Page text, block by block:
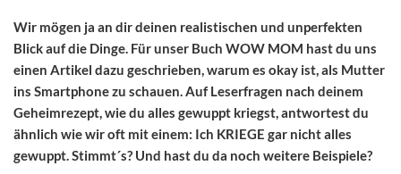
Wir mögen ja an dir deinen realistischen und unperfekten
Blick auf die Dinge. Für unser Buch WOW MOM hast du uns
einen Artikel dazu geschrieben, warum es okay ist, als Mutter
ins Smartphone zu schauen. Auf Leserfragen nach deinem
Geheimrezept, wie du alles gewuppt kriegst, antwortest du
ähnlich wie wir oft mit einem: Ich KRIEGE gar nicht alles
gewuppt. Stimmt´s? Und hast du da noch weitere Beispiele?